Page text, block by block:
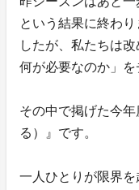
という結果に終わ
したが、私たちは
何が必要なのか」を
その中で掲げた今
る）』です。
一人ひとりが限界を